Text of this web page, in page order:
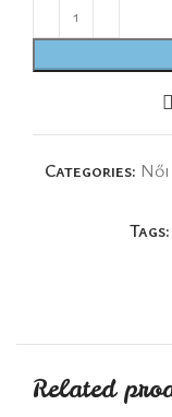
Categories:
Tags:
Related